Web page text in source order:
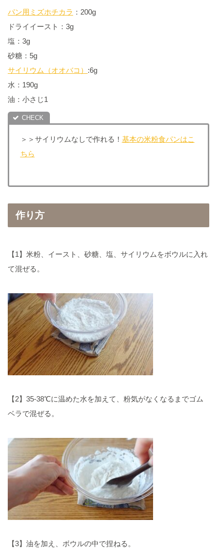
パン用ミズホチカラ ：200g
ドライイースト：3g
塩：3g
砂糖：5g
サイリウム（オオバコ） :6g
水：190g
油：小さじ1
＞＞サイリウムなしで作れる！ 基本の米粉食パンはこ
ちら
作り方
【1】米粉、イースト、砂糖、塩、サイリウムをボウルに入れ
て混ぜる。
【2】35-38℃に温めた水を加えて、粉気がなくなるまでゴム
ベラで混ぜる。
【3】油を加え、ボウルの中で捏ねる。